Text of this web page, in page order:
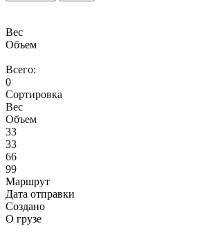
Вес
Объем
Всего:
0
Сортировка
Вес
Объем
33
33
66
99
Маршрут
Дата отправки
Создано
О грузе